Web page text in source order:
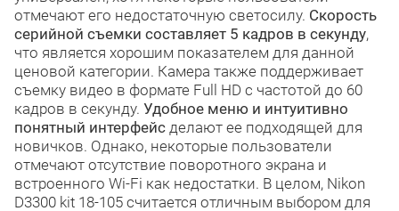
отмечают его недостаточную светосилу. Скорость
серийной съемки составляет 5 кадров в секунду,
что является хорошим показателем для данной
ценовой категории. Камера также поддерживает
съемку видео в формате Full HD с частотой до 60
кадров в секунду. Удобное меню и интуитивно
понятный интерфейс делают ее подходящей для
новичков. Однако, некоторые пользователи
отмечают отсутствие поворотного экрана и
встроенного Wi-Fi как недостатки. В целом, Nikon
D3300 kit 18-105 считается отличным выбором для